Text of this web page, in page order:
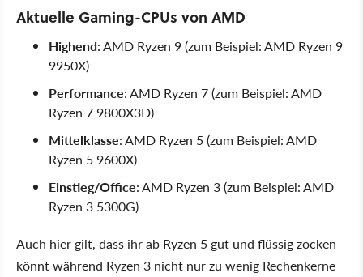
Aktuelle Gaming-CPUs von AMD
Highend: AMD Ryzen 9 (zum Beispiel: AMD Ryzen 9
9950X)
Performance: AMD Ryzen 7 (zum Beispiel: AMD
Ryzen 7 9800X3D)
Mittelklasse: AMD Ryzen 5 (zum Beispiel: AMD
Ryzen 5 9600X)
Einstieg/Office: AMD Ryzen 3 (zum Beispiel: AMD
Ryzen 3 5300G)
Auch hier gilt, dass ihr ab Ryzen 5 gut und flüssig zocken
könnt während Ryzen 3 nicht nur zu wenig Rechenkerne